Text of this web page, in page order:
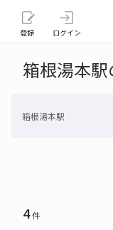
登録 ログイン
箱根湯本
箱根湯本駅
4件